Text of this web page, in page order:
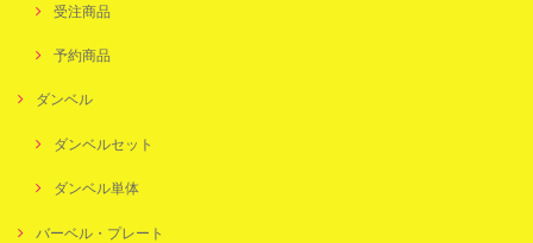
受注商品
予約商品
ダンベル
ダンベルセット
ダンベル単体
バーベル・プレート